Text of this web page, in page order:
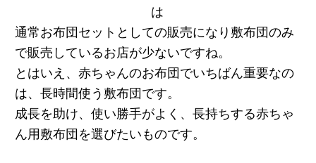
は
通常お布団セットとしての販売になり敷布団のみ
で販売しているお店が少ないですね。
とはいえ、赤ちゃんのお布団でいちばん重要なの
は、長時間使う敷布団です。
成長を助け、使い勝手がよく、長持ちする赤ちゃ
ん用敷布団を選びたいものです。